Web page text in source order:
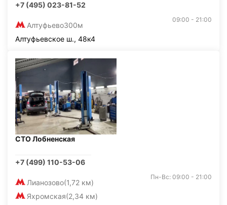
+7 (495) 023-81-52
Алтуфьево300м
09:00 - 21:00
Алтуфьевское ш., 48к4
СТО Лобненская
+7 (499) 110-53-06
Лианозово(1,72 км)
Яхромская(2,34 км)
Пн-Вс: 09:00 - 21:00